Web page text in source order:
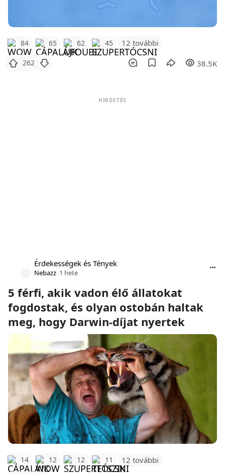
84 65 62 45 12 további
262 38.5K
HIRDETÉS
Érdekességek és Tények
Nebazz 1 hete
5 férfi, akik vadon élő állatokat
fogdostak, és olyan ostobán haltak
meg, hogy Darwin-díjat nyertek
14 12 12 11 12 további